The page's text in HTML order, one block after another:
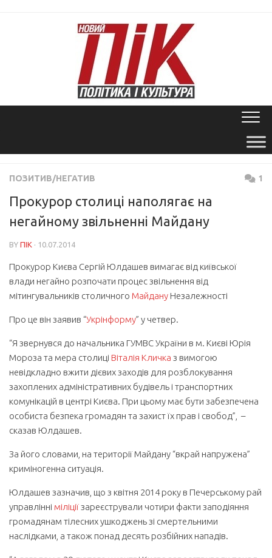
ПОЗИТИВ/НЕГАТИВ 1
Прокурор столиці наполягає на
негайному звільненні Майдану
BY ПІК · 10.07.2014
Прокурор Києва Сергій Юлдашев вимагає від київської
влади негайно розпочати процес звільнення від
мітингувальників столичного Майдану Незалежності
Про це він заявив “Укрінформу” у четвер.
“Я звернувся до начальника ГУМВС України в м. Києві Юрія
Мороза та мера столиці Віталія Кличка з вимогою
невідкладно вжити дієвих заходів для розблокування
захоплених адміністративних будівель і транспортних
комунікацій в центрі Києва. При цьому має бути забезпечена
особиста безпека громадян та захист їх прав і свобод”, –
сказав Юлдашев.
За його словами, на території Майдану “вкрай напружена”
криміногенна ситуація.
Юлдашев зазначив, що з квітня 2014 року в Печерському рай
управлінні міліціїзареєстрували чотири факти заподіяння
громадянам тілесних ушкоджень зі смертельними
наслідками, а також понад десять розбійних нападів.